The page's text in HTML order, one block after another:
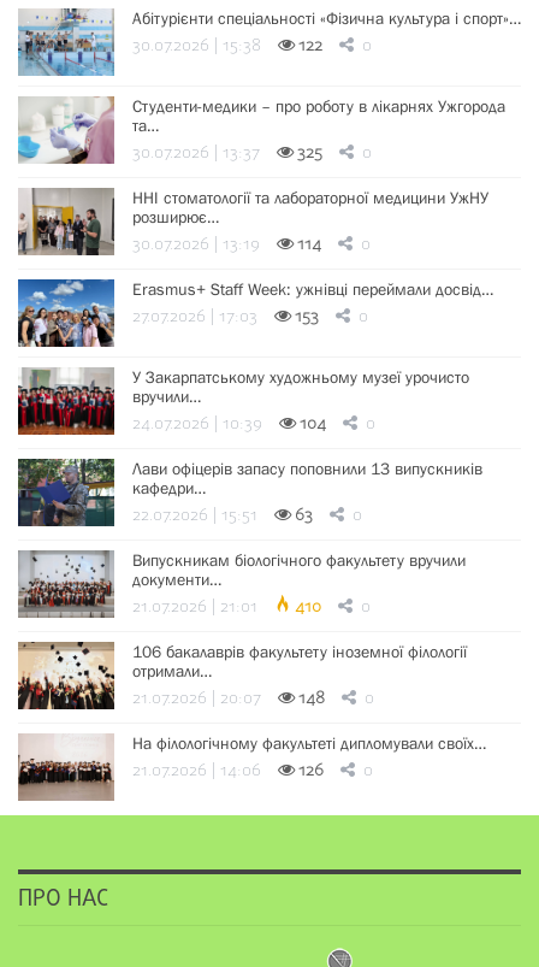
Абітурієнти спеціальності «Фізична культура і спорт»…
30.07.2026 | 15:38 122 0
Студенти-медики – про роботу в лікарнях Ужгорода
та…
30.07.2026 | 13:37 325 0
ННІ стоматології та лабораторної медицини УжНУ
розширює…
30.07.2026 | 13:19 114 0
Erasmus+ Staff Week: ужнівці переймали досвід…
27.07.2026 | 17:03 153 0
У Закарпатському художньому музеї урочисто
вручили…
24.07.2026 | 10:39 104 0
Лави офіцерів запасу поповнили 13 випускників
кафедри…
22.07.2026 | 15:51 63 0
Випускникам біологічного факультету вручили
документи…
21.07.2026 | 21:01 410 0
106 бакалаврів факультету іноземної філології
отримали…
21.07.2026 | 20:07 148 0
На філологічному факультеті дипломували своїх…
21.07.2026 | 14:06 126 0
ПРО НАС